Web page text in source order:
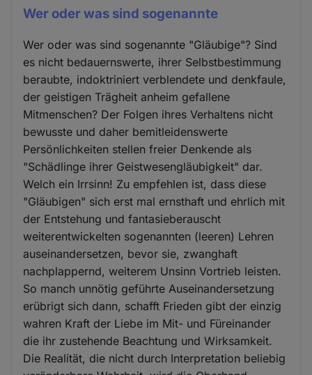
Wer oder was sind sogenannte
Wer oder was sind sogenannte "Gläubige"? Sind
es nicht bedauernswerte, ihrer Selbstbestimmung
beraubte, indoktriniert verblendete und denkfaule,
der geistigen Trägheit anheim gefallene
Mitmenschen? Der Folgen ihres Verhaltens nicht
bewusste und daher bemitleidenswerte
Persönlichkeiten stellen freier Denkende als
"Schädlinge ihrer Geistwesengläubigkeit" dar.
Welch ein Irrsinn! Zu empfehlen ist, dass diese
"Gläubigen" sich erst mal ernsthaft und ehrlich mit
der Entstehung und fantasieberauscht
weiterentwickelten sogenannten (leeren) Lehren
auseinandersetzen, bevor sie, zwanghaft
nachplappernd, weiterem Unsinn Vortrieb leisten.
So manch unnötig geführte Auseinandersetzung
erübrigt sich dann, schafft Frieden gibt der einzig
wahren Kraft der Liebe im Mit- und Füreinander
die ihr zustehende Beachtung und Wirksamkeit.
Die Realität, die nicht durch Interpretation beliebig